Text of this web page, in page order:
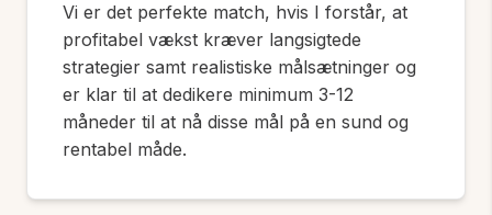
Vi er det perfekte match, hvis I forstår, at
profitabel vækst kræver langsigtede
strategier samt realistiske målsætninger og
er klar til at dedikere minimum 3-12
måneder til at nå disse mål på en sund og
rentabel måde.